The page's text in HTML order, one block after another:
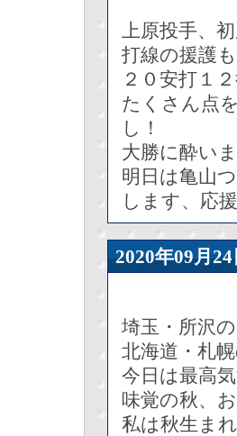
上原投手、
打線の援護
２０安打１
たくさん点
し！
大勝に酔い
明日は亀山
します、応
2020年09
埼玉・所沢
北海道・札
今日は最高
味覚の秋、
私は秋生ま